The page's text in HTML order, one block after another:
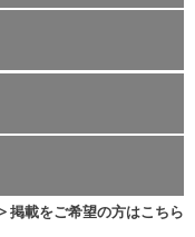
> 掲載をご希望の方はこちら